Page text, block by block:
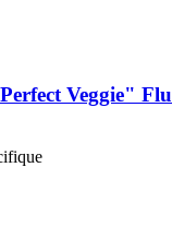
Veggie"